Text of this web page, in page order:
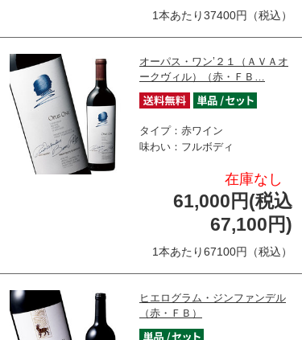
1本あたり37400円（税込）
オーパス・ワン’２１（ＡＶＡオ
ークヴィル）（赤・ＦＢ…
タイプ：赤ワイン
味わい：フルボディ
在庫なし
61,000円(税込
67,100円)
1本あたり67100円（税込）
ヒエログラム・ジンファンデル
（赤・ＦＢ）